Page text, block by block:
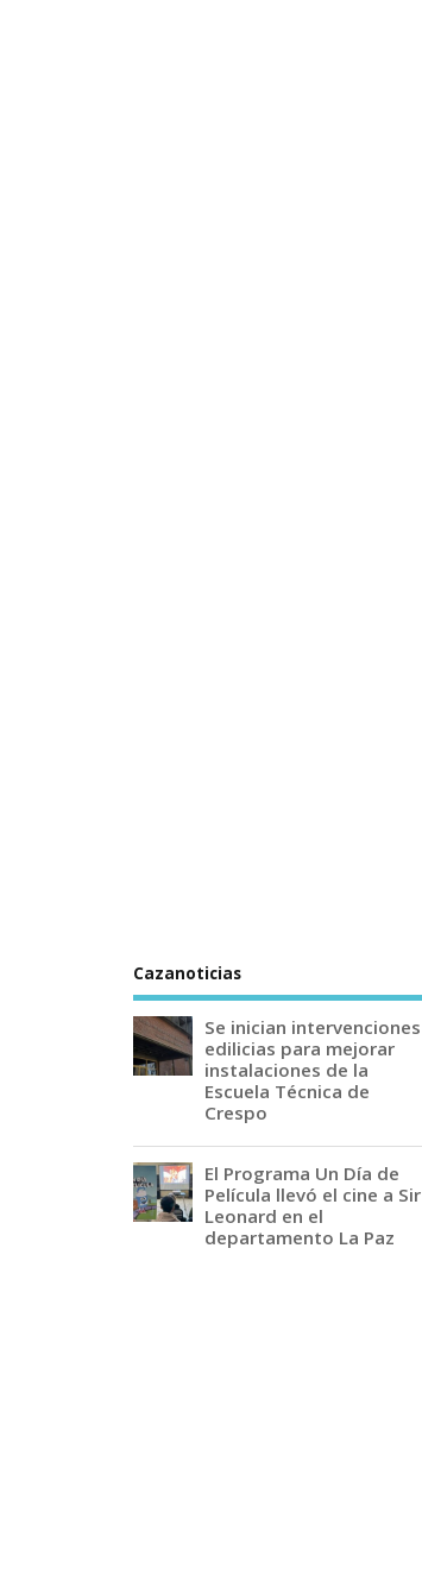
Cazanoticias
Se inician intervenciones
edilicias para mejorar
instalaciones de la
Escuela Técnica de
Crespo
El Programa Un Día de
Película llevó el cine a Sir
Leonard en el
departamento La Paz